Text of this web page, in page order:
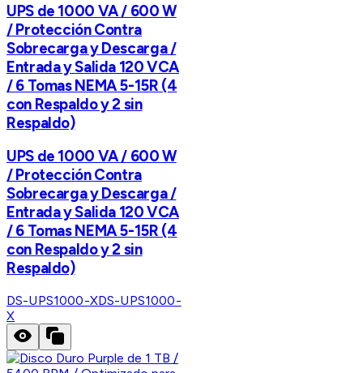
UPS de 1000 VA / 600 W
/ Protección Contra
Sobrecarga y Descarga /
Entrada y Salida 120 VCA
/ 6 Tomas NEMA 5-15R (4
con Respaldo y 2 sin
Respaldo)
UPS de 1000 VA / 600 W
/ Protección Contra
Sobrecarga y Descarga /
Entrada y Salida 120 VCA
/ 6 Tomas NEMA 5-15R (4
con Respaldo y 2 sin
Respaldo)
DS-UPS1000-XDS-UPS1000-
X